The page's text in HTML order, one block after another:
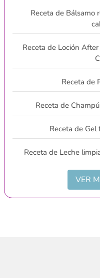
Receta de Bálsamo
Receta de Loción
Receta de
Receta de
Receta de Gel
Receta de Leche
VER